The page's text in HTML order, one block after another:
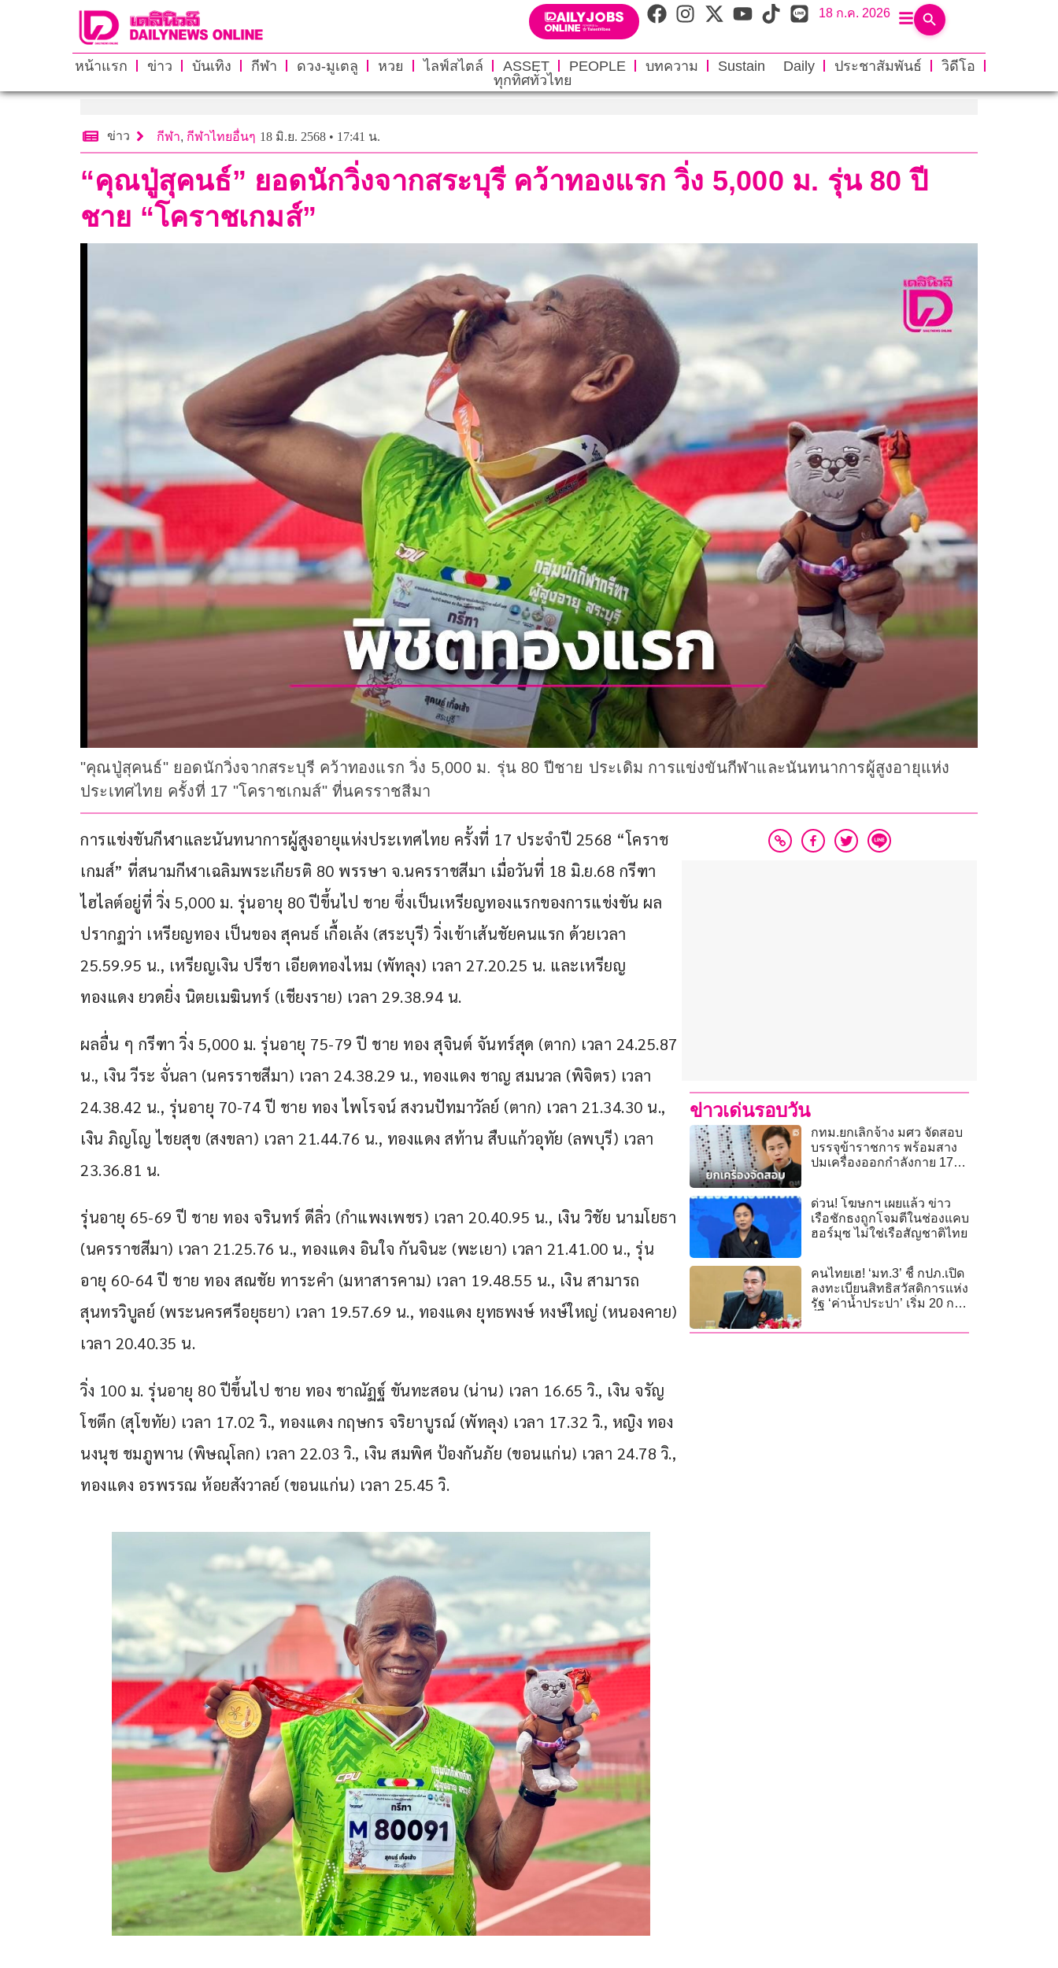
18 ก.ค. 2026
หน้าแรก ข่าว บันเทิง กีฬา ดวง-มูเตลู หวย ไลฟ์สไตล์ ASSET PEOPLE บทความ Sustain Daily ประชาสัมพันธ์
วิดีโอ
ทุกทิศทั่วไทย
ข่าว กีฬา, กีฬาไทยอื่นๆ 18 มิ.ย. 2568 • 17:41 น.
“คุณปู่สุคนธ์” ยอดนักวิ่งจากสระบุรี คว้าทองแรก วิ่ง 5,000 ม. รุ่น 80 ปี
ชาย “โคราชเกมส์”
"คุณปู่สุคนธ์" ยอดนักวิ่งจากสระบุรี คว้าทองแรก วิ่ง 5,000 ม. รุ่น 80 ปีชาย ประเดิม การแข่งขันกีฬาและนันทนาการผู้สูงอายุแห่ง
ประเทศไทย ครั้งที่ 17 "โคราชเกมส์" ที่นครราชสีมา
การแข่งขันกีฬาและนันทนาการผู้สูงอายุแห่งประเทศไทย ครั้งที่ 17 ประจำปี 2568 “โคราช
เกมส์” ที่สนามกีฬาเฉลิมพระเกียรติ 80 พรรษา จ.นครราชสีมา เมื่อวันที่ 18 มิ.ย.68 กรีฑา
ไฮไลต์อยู่ที่ วิ่ง 5,000 ม. รุ่นอายุ 80 ปีขึ้นไป ชาย ซึ่งเป็นเหรียญทองแรกของการแข่งขัน ผล
ปรากฏว่า เหรียญทอง เป็นของ สุคนธ์ เกื้อเล้ง (สระบุรี) วิ่งเข้าเส้นชัยคนแรก ด้วยเวลา
25.59.95 น., เหรียญเงิน ปรีชา เอียดทองไหม (พัทลุง) เวลา 27.20.25 น. และเหรียญ
ทองแดง ยวดยิ่ง นิตยเมฆินทร์ (เชียงราย) เวลา 29.38.94 น.
ผลอื่น ๆ กรีฑา วิ่ง 5,000 ม. รุ่นอายุ 75-79 ปี ชาย ทอง สุจินต์ จันทร์สุด (ตาก) เวลา 24.25.87
น., เงิน วีระ จั่นลา (นครราชสีมา) เวลา 24.38.29 น., ทองแดง ชาญ สมนวล (พิจิตร) เวลา
24.38.42 น., รุ่นอายุ 70-74 ปี ชาย ทอง ไพโรจน์ สงวนปัทมาวัลย์ (ตาก) เวลา 21.34.30 น.,
เงิน ภิญโญ ไชยสุข (สงขลา) เวลา 21.44.76 น., ทองแดง สท้าน สืบแก้วอุทัย (ลพบุรี) เวลา
23.36.81 น.
รุ่นอายุ 65-69 ปี ชาย ทอง จรินทร์ ดีลิ่ว (กำแพงเพชร) เวลา 20.40.95 น., เงิน วิชัย นามโยธา
(นครราชสีมา) เวลา 21.25.76 น., ทองแดง อินใจ กันจินะ (พะเยา) เวลา 21.41.00 น., รุ่น
อายุ 60-64 ปี ชาย ทอง สณชัย ทาระคำ (มหาสารคาม) เวลา 19.48.55 น., เงิน สามารถ
สุนทรวิบูลย์ (พระนครศรีอยุธยา) เวลา 19.57.69 น., ทองแดง ยุทธพงษ์ หงษ์ใหญ่ (หนองคาย)
เวลา 20.40.35 น.
วิ่ง 100 ม. รุ่นอายุ 80 ปีขึ้นไป ชาย ทอง ชาณัฏฐ์ ขันทะสอน (น่าน) เวลา 16.65 วิ., เงิน จรัญ
โชตึก (สุโขทัย) เวลา 17.02 วิ., ทองแดง กฤษกร จริยาบูรณ์ (พัทลุง) เวลา 17.32 วิ., หญิง ทอง
นงนุช ชมภูพาน (พิษณุโลก) เวลา 22.03 วิ., เงิน สมพิศ ป้องกันภัย (ขอนแก่น) เวลา 24.78 วิ.,
ทองแดง อรพรรณ ห้อยสังวาลย์ (ขอนแก่น) เวลา 25.45 วิ.
ข่าวเด่นรอบวัน
กทม.ยกเลิกจ้าง มศว จัดสอบ
บรรจุข้าราชการ พร้อมสาง
ปมเครื่องออกกำลังกาย 17
ด่วน! โฆษกฯ เผยแล้ว ข่าว
เรือชักธงถูกโจมตีในช่องแคบ
ฮอร์มุซ ไม่ใช่เรือสัญชาติไทย
คนไทยเฮ! ‘มท.3’ ชี้ กปภ.เปิด
ลงทะเบียนสิทธิสวัสดิการแห่ง
รัฐ ‘ค่าน้ำประปา’ เริ่ม 20 ก.ค.